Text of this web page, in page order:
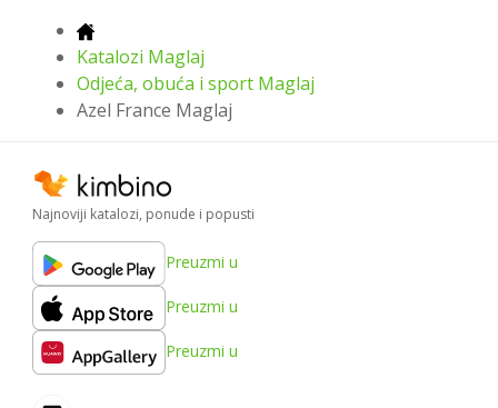
Katalozi Maglaj
Odjeća, obuća i sport Maglaj
Azel France Maglaj
Najnoviji katalozi, ponude i popusti
Preuzmi u
Preuzmi u
Preuzmi u